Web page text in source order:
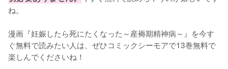
ね。
漫画『妊娠したら死にたくなった～産褥期精神病～』を今す
ぐ無料で読みたい人は、ぜひコミックシーモアで13巻無料で
楽しんでくださいね！